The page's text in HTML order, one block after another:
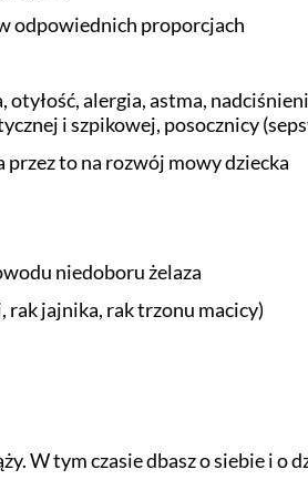
odpowiednich proporcjach
alergia, astma,
i szpikowej, posocznicy
to na rozwój mowy dziecka
niedoboru żelaza
jajnika, rak trzonu macicy)
W tym czasie dbasz o siebie i o